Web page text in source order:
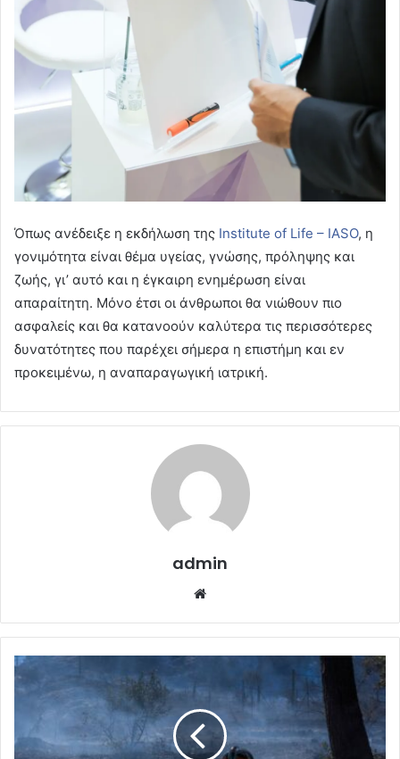
Όπως ανέδειξε η εκδήλωση της Institute of Life – IASO, η
γονιμότητα είναι θέμα υγείας, γνώσης, πρόληψης και
ζωής, γι’ αυτό και η έγκαιρη ενημέρωση είναι
απαραίτητη. Μόνο έτσι οι άνθρωποι θα νιώθουν πιο
ασφαλείς και θα κατανοούν καλύτερα τις περισσότερες
δυνατότητες που παρέχει σήμερα η επιστήμη και εν
προκειμένω, η αναπαραγωγική ιατρική.
admin